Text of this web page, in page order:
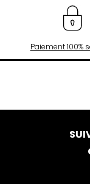
Paiement 100%